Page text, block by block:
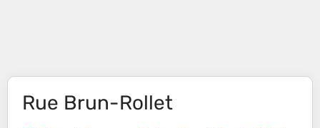
Rue Brun-Rollet